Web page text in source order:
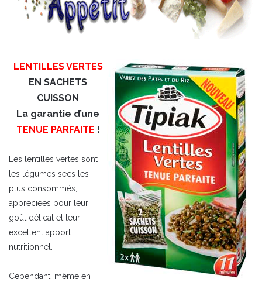
LENTILLES VERTES
EN SACHETS
CUISSON
La garantie d’une
TENUE PARFAITE !
Les lentilles vertes sont
les légumes secs les
plus consommés,
appréciées pour leur
goût délicat et leur
excellent apport
nutritionnel.
Cependant, même en